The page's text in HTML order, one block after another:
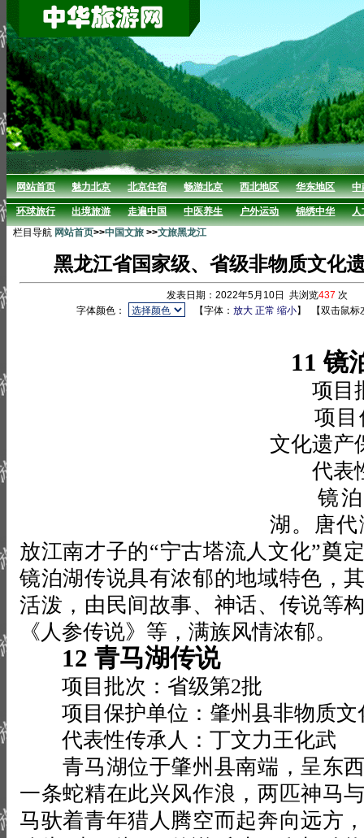
网站首页 魅力北京 北京住宿 畅游北京 西北地区 华东地区 中
环球旅行 出境旅游 走遍中国 中医养生 户外运动 锦绣中华
人
栏目导航 网站首页>>中国文旅 >>文旅黑龙江
黑龙江省国家级、省级非物质文化
发表日期：2022年5月10日 共浏览437 次
字体颜色：
【字体：放大 正常 缩小】 【双击鼠
11 镜
项目批
项目保
文化遗产
代表性
镜泊
湖。唐
放江南才子的“宁古塔流人文化”奠
镜泊湖传说具有浓郁的地域特色，
活泼，由民间故事、神话、传说等
《人参传说》等，满族风情浓郁。
12 青马湖传说
项目批次：省级第2批
项目保护单位：肇州县非物质
代表性传承人：丁文力王化武
青马湖位于肇州县南端，呈东西
一条蛇精在此兴风作浪，两匹神马
马驮着青年猎人腾空而起奔向远方